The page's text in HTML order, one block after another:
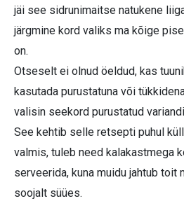
jäi see sidrunimaitse natukene
järgmine kord valiks ma kõige
on.
Otseselt ei olnud öeldud, kas
kasutada purustatuna või
valisin seekord purustatud
See kehtib selle retsepti puhul
valmis, tuleb need kalakastmega
serveerida, kuna muidu jahtub toit
soojalt süües.